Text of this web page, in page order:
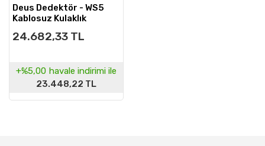
Deus Dedektör - WS5
Kablosuz Kulaklık
24.682,33 TL
+%5,00 havale indirimi ile
23.448,22 TL